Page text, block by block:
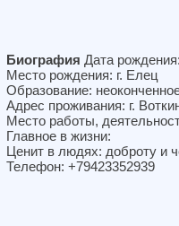
Биография Дата
Место рождения: г. Елец
Образование:
Адрес проживания: г.
Место работы,
Главное в жизни:
Ценит в людях: доброту и
Телефон: +79423352939